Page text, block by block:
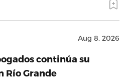
Aug 8, 2026
continúa su
Río Grande